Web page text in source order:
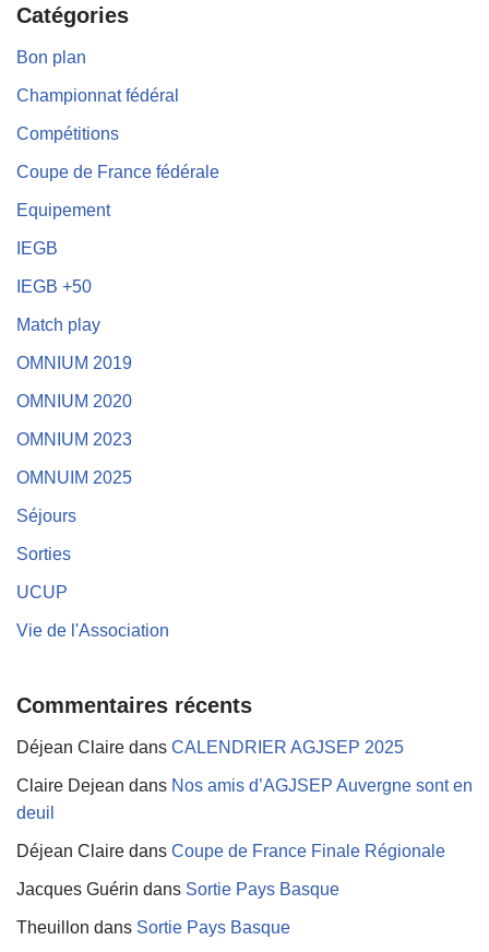
Catégories
Bon plan
Championnat fédéral
Compétitions
Coupe de France fédérale
Equipement
IEGB
IEGB +50
Match play
OMNIUM 2019
OMNIUM 2020
OMNIUM 2023
OMNUIM 2025
Séjours
Sorties
UCUP
Vie de l'Association
Commentaires récents
Déjean Claire dans CALENDRIER AGJSEP 2025
Claire Dejean dans Nos amis d’AGJSEP Auvergne sont en
deuil
Déjean Claire dans Coupe de France Finale Régionale
Jacques Guérin dans Sortie Pays Basque
Theuillon dans Sortie Pays Basque